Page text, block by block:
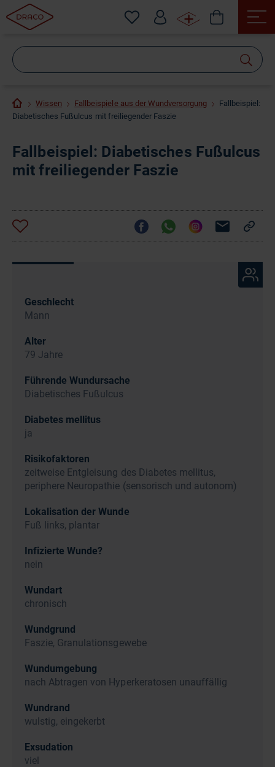
Wissen Fallbeispiele aus der Wundversorgung
Fallbeispiel:
Diabetisches Fußulcus mit freiliegender Faszie
Fallbeispiel: Diabetisches Fußulcus
mit freiliegender Faszie
Geschlecht
Mann
Alter
79 Jahre
Führende Wundursache
Diabetisches Fußulcus
Diabetes mellitus
ja
Risikofaktoren
zeitweise Entgleisung des Diabetes mellitus,
periphere Neuropathie (sensorisch und autonom)
Lokalisation der Wunde
Fuß links, plantar
Infizierte Wunde?
nein
Wundart
chronisch
Wundgrund
Faszie, Granulationsgewebe
Wundumgebung
nach Abtragen von Hyperkeratosen unauffällig
Wundrand
wulstig, eingekerbt
Exsudation
viel
suchen